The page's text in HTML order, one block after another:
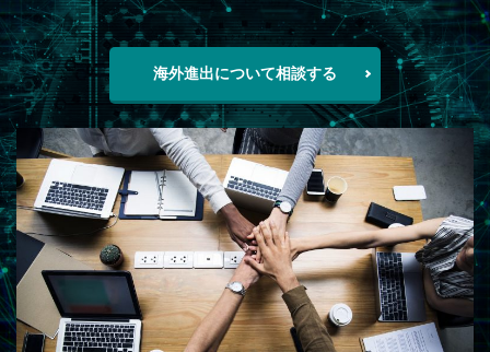
海外進出について相談する